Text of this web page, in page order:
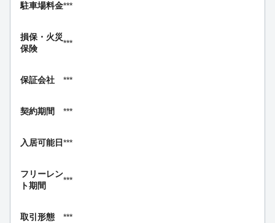
駐車場料金***
損保・ 火災
保険
***
保証会社 ***
契約期間 ***
入居可能日***
フリーレン
ト期間
***
取引形態 ***